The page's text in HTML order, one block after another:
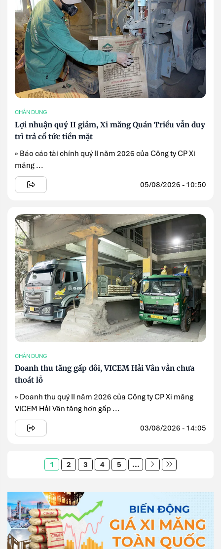
CHÂN DUNG
Lợi nhuận quý II giảm, Xi măng Quán Triều vẫn duy
trì trả cổ tức tiền mặt
» Báo cáo tài chính quý II năm 2026 của Công ty CP Xi
măng ...
05/08/2026 - 10:50
CHÂN DUNG
Doanh thu tăng gấp đôi, VICEM Hải Vân vẫn chưa
thoát lỗ
» Doanh thu quý II năm 2026 của Công ty CP Xi măng
VICEM Hải Vân tăng hơn gấp ...
03/08/2026 - 14:05
1 2 3 4 5 ...